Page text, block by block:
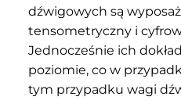
dźwigowych są
tensometryczny i
Jednocześnie ich
poziomie, co w
tym przypadku wagi